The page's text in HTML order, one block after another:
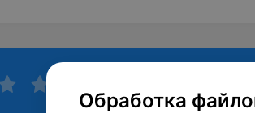
Обработка